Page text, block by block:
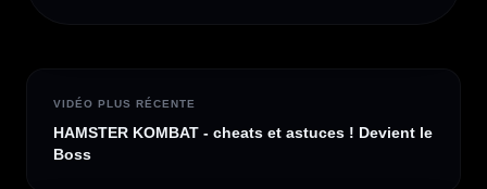
VIDÉO PLUS RÉCENTE
HAMSTER KOMBAT - cheats et astuces ! Devient le
Boss